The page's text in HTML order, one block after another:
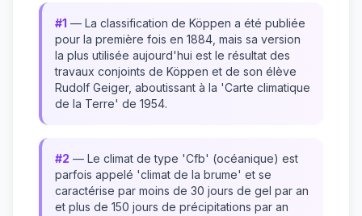
#1 — La classification de Köppen a été publiée
pour la première fois en 1884, mais sa version
la plus utilisée aujourd'hui est le résultat des
travaux conjoints de Köppen et de son élève
Rudolf Geiger, aboutissant à la 'Carte climatique
de la Terre' de 1954.
#2 — Le climat de type 'Cfb' (océanique) est
parfois appelé 'climat de la brume' et se
caractérise par moins de 30 jours de gel par an
et plus de 150 jours de précipitations par an